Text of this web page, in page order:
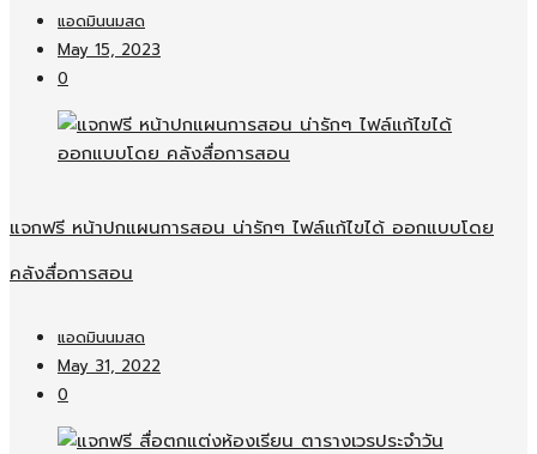
แอดมินนมสด
May 15, 2023
0
แจกฟรี หน้าปกแผนการสอน น่ารักๆ ไฟล์แก้ไขได้ ออกแบบโดย
คลังสื่อการสอน
แอดมินนมสด
May 31, 2022
0